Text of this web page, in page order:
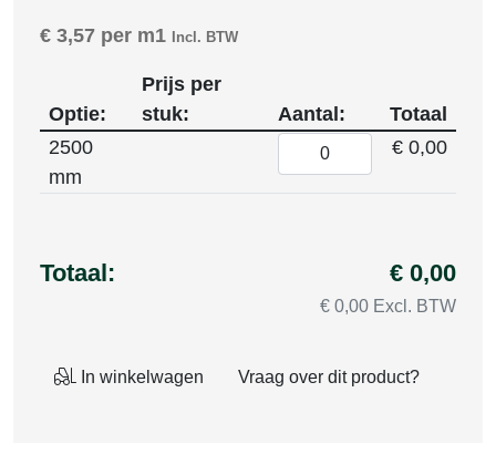
€ 3,57 per m1 Incl. BTW
Optie:
Prijs per
stuk:
Aantal:
Totaal
2500
mm
€ 0,00
Totaal: € 0,00
€ 0,00 Excl. BTW
In winkelwagen Vraag over dit product?